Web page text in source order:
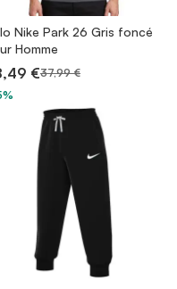
Nike Park 26 Gris foncé
Homme
€37,99 €